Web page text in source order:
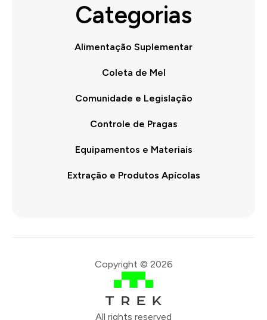
Categorias
Alimentação Suplementar
Coleta de Mel
Comunidade e Legislação
Controle de Pragas
Equipamentos e Materiais
Extração e Produtos Apícolas
Copyright © 2026
All rights reserved